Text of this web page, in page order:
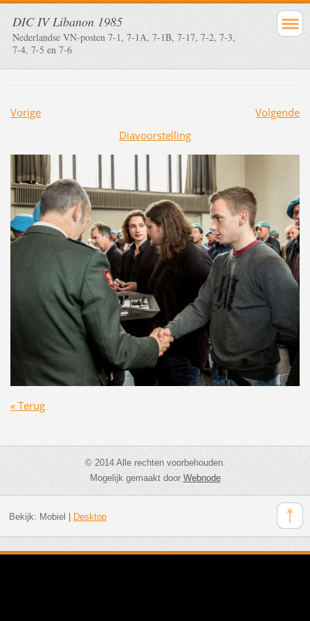
DIC IV Libanon 1985
Nederlandse VN-posten 7-1, 7-1A, 7-1B, 7-17, 7-2, 7-3,
7-4, 7-5 en 7-6
Vorige
Volgende
Diavoorstelling
« Terug
© 2014 Alle rechten voorbehouden.
Mogelijk gemaakt doorWebnode
Bekijk: Mobiel | Desktop